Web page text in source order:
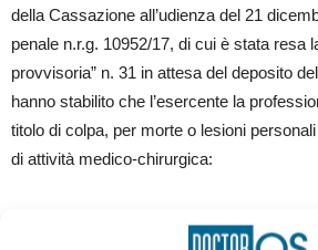
della Cassazione all’udienza del 21
penale n.r.g. 10952/17, di cui è stata resa
provvisoria” n. 31 in attesa del deposito
hanno stabilito che l’esercente la
titolo di colpa, per morte o lesioni
di attività medico-chirurgica:
negligenza o imprudenza;